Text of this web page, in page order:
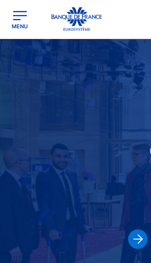
Banque de France - Menu Principal
MENU
Image